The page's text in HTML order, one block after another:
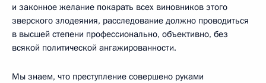
и законное желание покарать всех виновников этого
зверского злодеяния, расследование должно проводиться
в высшей степени профессионально, объективно, без
всякой политической ангажированности.
Мы знаем, что преступление совершено руками